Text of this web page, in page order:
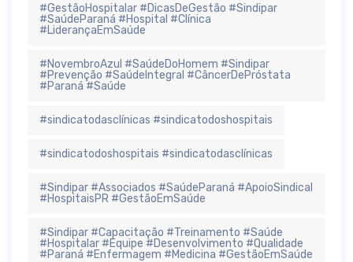
#GestãoHospitalar #DicasDeGestão #Sindipar
#SaúdeParaná #Hospital #Clínica
#LiderançaEmSaúde
#NovembroAzul #SaúdeDoHomem #Sindipar
#Prevenção #SaúdeIntegral #CâncerDePróstata
#Paraná #Saúde
#sindicatodasclínicas #sindicatodoshospitais
#sindicatodoshospitais #sindicatodasclínicas
#Sindipar #Associados #SaúdeParaná #ApoioSindical
#HospitaisPR #GestãoEmSaúde
#Sindipar #Capacitação #Treinamento #Saúde
#Hospitalar #Equipe #Desenvolvimento #Qualidade
#Paraná #Enfermagem #Medicina #GestãoEmSaúde